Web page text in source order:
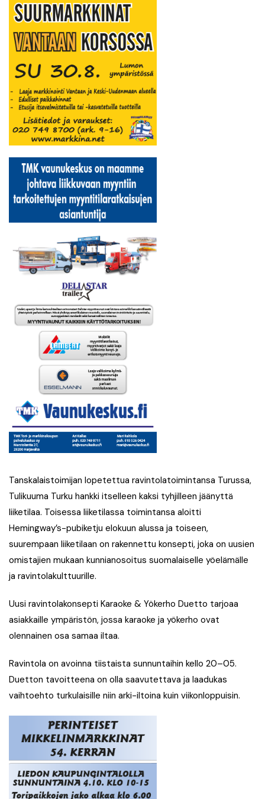
Tanskalaistoimijan lopetettua ravintolatoimintansa Turussa,
Tulikuuma Turku hankki itselleen kaksi tyhjilleen jäänyttä
liiketilaa. Toisessa liiketilassa toimintansa aloitti
Hemingway’s-pubiketju elokuun alussa ja toiseen,
suurempaan liiketilaan on rakennettu konsepti, joka on uusien
omistajien mukaan kunnianosoitus suomalaiselle yöelämälle
ja ravintolakulttuurille.
Uusi ravintolakonsepti Karaoke & Yökerho Duetto tarjoaa
asiakkaille ympäristön, jossa karaoke ja yökerho ovat
olennainen osa samaa iltaa.
Ravintola on avoinna tiistaista sunnuntaihin kello 20–05.
Duetton tavoitteena on olla saavutettava ja laadukas
vaihtoehto turkulaisille niin arki-iltoina kuin viikonloppuisin.